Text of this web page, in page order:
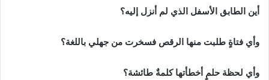
أين الطابق الأسفل الذي لم أنزل إليه؟
وأي فتاةٍ طلبت منها الرقص فسخرت من جهلي باللغة؟
وأي لحظة حلمٍ أخطأتها كلمةٌ طائشة؟